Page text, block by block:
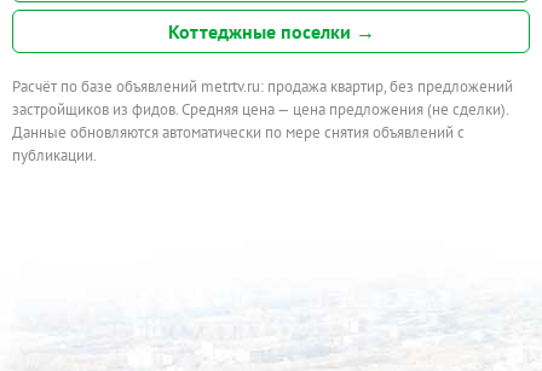
Коттеджные поселки →
Расчёт по базе объявлений metrtv.ru: продажа квартир, без предложений
застройщиков из фидов. Средняя цена — цена предложения (не сделки).
Данные обновляются автоматически по мере снятия объявлений с
публикации.